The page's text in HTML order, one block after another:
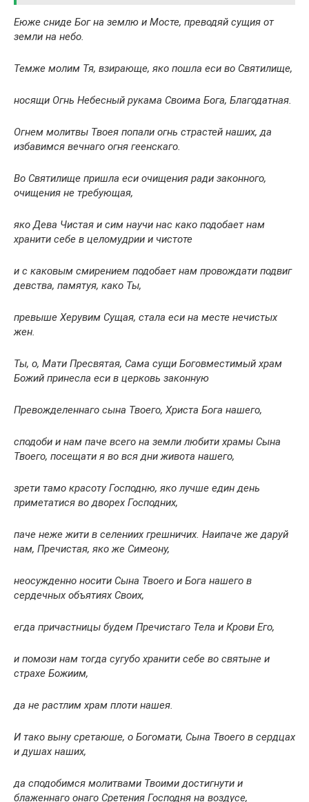
Еюже сниде Бог на землю и Мосте, преводяй сущия от
земли на небо.
Темже молим Тя, взирающе, яко пошла еси во Святилище,
носящи Огнь Небесный рукама Своима Бога, Благодатная.
Огнем молитвы Твоея попали огнь страстей наших, да
избавимся вечнаго огня геенскаго.
Во Святилище пришла еси очищения ради законного,
очищения не требующая,
яко Дева Чистая и сим научи нас како подобает нам
хранити себе в целомудрии и чистоте
и с каковым смирением подобает нам провождати подвиг
девства, памятуя, како Ты,
превыше Херувим Сущая, стала еси на месте нечистых
жен.
Ты, о, Мати Пресвятая, Сама сущи Боговместимый храм
Божий принесла еси в церковь законную
Превожделеннаго сына Твоего, Христа Бога нашего,
сподоби и нам паче всего на земли любити храмы Сына
Твоего, посещати я во вся дни живота нашего,
зрети тамо красоту Господню, яко лучше един день
приметатися во дворех Господних,
паче неже жити в селениих грешничих. Наипаче же даруй
нам, Пречистая, яко же Симеону,
неосужденно носити Сына Твоего и Бога нашего в
сердечных объятиях Своих,
егда причастницы будем Пречистаго Тела и Крови Его,
и помози нам тогда сугубо хранити себе во святыне и
страхе Божиим,
да не растлим храм плоти нашея.
И тако выну сретаюше, о Богомати, Сына Твоего в сердцах
и душах наших,
да сподобимся молитвами Твоими достигнути и
блаженнаго онаго Сретения Господня на воздусе,